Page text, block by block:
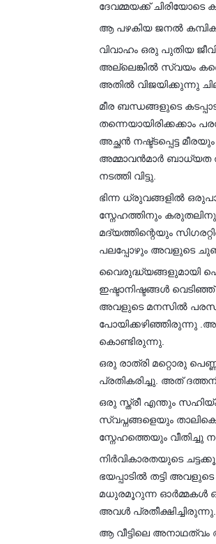
ദേവമ്മയക്ക്
ആ പഴകിയ ജനൽ
വിവാഹം ഒരു പുതിയ
അല്ലെങ്കിൽ സ്വയം
അതിൽ വിജയിക്കുന്നു
മീര ബന്ധങ്ങളുടെ
തന്നെയായിരിക്കക്കാം
അച്ഛൻ നഷ്ട്ടപ്പെട്ട
അമ്മാവൻമാർ ബാധ്യത
നടത്തി വിട്ടു.
ഭിന്ന ധ്രുവങ്ങളിൽ
സ്നേഹത്തിനും
മദ്യത്തിന്റെയും
പലപ്പോഴും അവളുടെ
വൈരുദ്ധ്യങ്ങളുമായി
ഇഷ്ടാനിഷ്ടങ്ങൾ
അവളുടെ മനസിൽ
പോയിക്കഴിഞ്ഞിരുന്നു
കൊണ്ടിരുന്നു.
ഒരു രാത്രി മറ്റൊരു
പ്രതികരിച്ചു. അത്
ഒരു സ്ത്രീ എന്തും
സ്വപ്നങ്ങളെയും
സ്നേഹത്തെയും
നിർവികാരതയുടെ
ഭയപ്പാടിൽ തട്ടി
മധുരമൂറുന്ന ഓർമ്മകൾ
അവൾ പ്രതീക്ഷിച്ചിരുന്നു.
ആ വീട്ടിലെ അനാഥത്വം